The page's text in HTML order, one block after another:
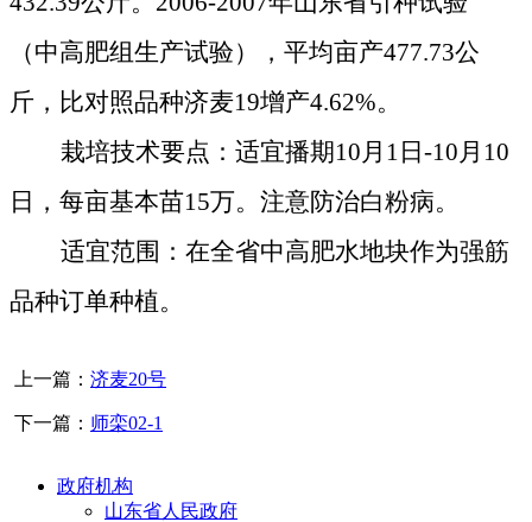
（中高肥组生产试验），平均亩产477.73公
斤 ，比对照品种济麦19增产4.62%。
栽培技术要点：适宜播期10月 1 日 -10月10
日 ，每亩基本苗15万。注意防治白粉病。
适宜范围：在全省中高肥水地块作为强筋
品种订单种植。
上一篇： 济麦20号
下一篇： 师栾02-1
政府机构
山东省人民政府